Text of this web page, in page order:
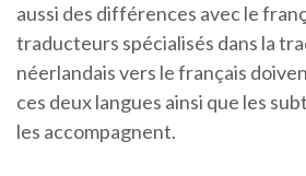
aussi des différences avec le
traducteurs spécialisés dans la
néerlandais vers le français
ces deux langues ainsi que les
les accompagnent.